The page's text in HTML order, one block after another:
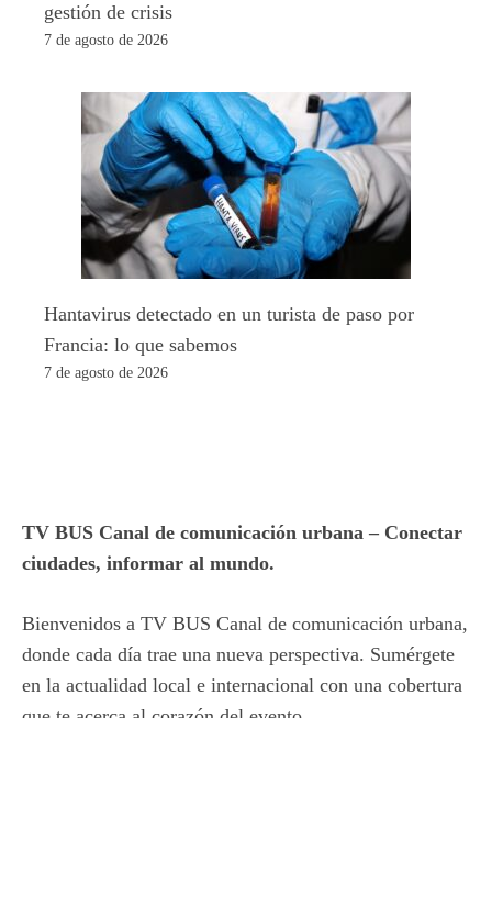
gestión de crisis
7 de agosto de 2026
Hantavirus detectado en un turista de paso por
Francia: lo que sabemos
7 de agosto de 2026
TV BUS Canal de comunicación urbana – Conectar
ciudades, informar al mundo.
Bienvenidos a TV BUS Canal de comunicación urbana,
donde cada día trae una nueva perspectiva. Sumérgete
en la actualidad local e internacional con una cobertura
que te acerca al corazón del evento.